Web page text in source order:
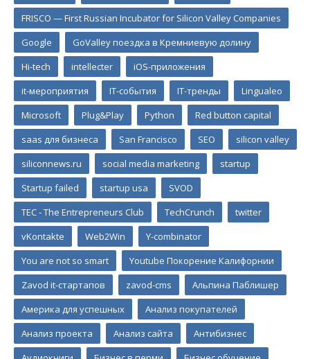
FRISCO — First Russian Incubator for Silicon Valley Companies
Google
GoValley поездка в Кремниевую долину
Hi-tech
intellecter
iOS-приложения
it-мероприятия
IT-события IT-тренды
Lingualeo
Microsoft
Plug&Play Python
Red button capital
saas для бизнеса
San Francisco SEO
silicon valley
siliconnews.ru
social media marketing
startup
Startup failed
startup usa
SVOD
TEC - The Entrepreneurs Club
TechCrunch
twitter
vKontakte
Web2Win
Y-combinator
You are not so smart
Youtube Покорение Калифорнии
Zavod it-стартапов
zavod-cms
Альпина Паблишер
Америка для успешных
Анализ покупателей
Анализ проекта
Анализ сайта
Антибизнес